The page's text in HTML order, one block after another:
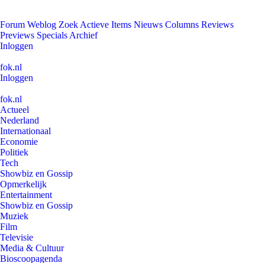
Forum Weblog Zoek Actieve Items Nieuws Columns Reviews
Previews Specials Archief
Inloggen
fok.nl
Inloggen
fok.nl
Actueel
Nederland
Internationaal
Economie
Politiek
Tech
Showbiz en Gossip
Opmerkelijk
Entertainment
Showbiz en Gossip
Muziek
Film
Televisie
Media & Cultuur
Bioscoopagenda